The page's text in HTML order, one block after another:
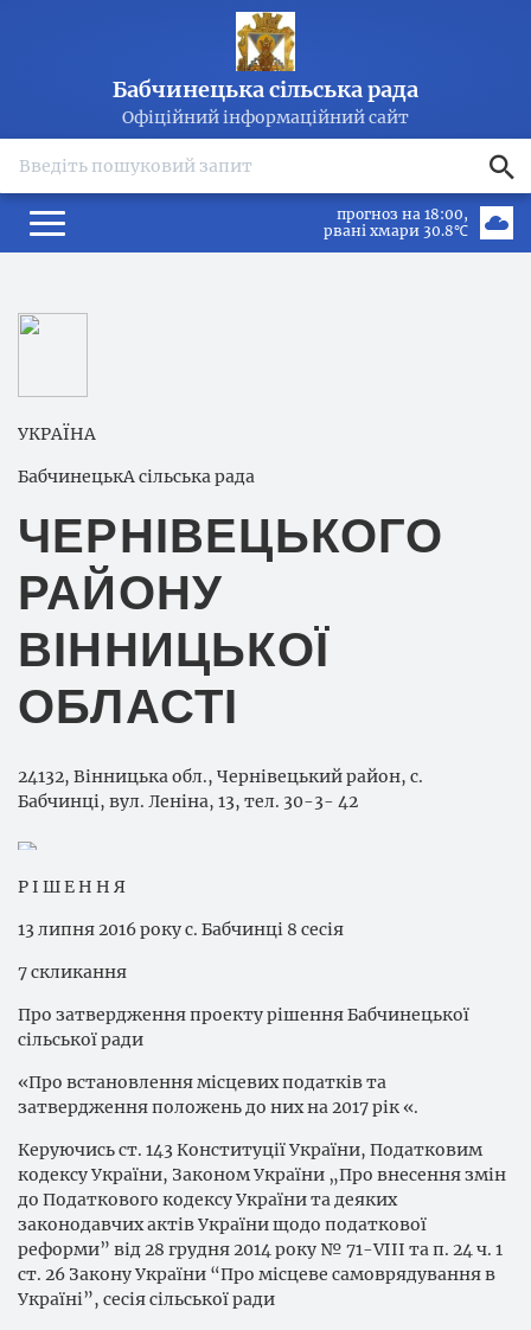
Бабчинецька сільська рада
Офіційний інформаційний сайт
прогноз на 18:00
рвані хмари 30.8℃
УКРАЇНА
БабчинецькА сільська рада
ЧЕРНІВЕЦЬКОГО
РАЙОНУ
ВІННИЦЬКОЇ
ОБЛАСТІ
24132, Вінницька обл., Чернівецький район, с.
Бабчинці, вул. Леніна, 13, тел. 30-3- 42
Р І Ш Е Н Н Я
13 липня 2016 року с. Бабчинці 8 сесія
7 скликання
Про затвердження проекту рішення Бабчинецької
сільської ради
«Про встановлення місцевих податків та
затвердження положень до них на 2017 рік «.
Керуючись ст. 143 Конституції України, Податковим
кодексу України, Законом України „Про внесення змін
до Податкового кодексу України та деяких
законодавчих актів України щодо податкової
реформи” від 28 грудня 2014 року № 71-VIII та п. 24 ч. 1
ст. 26 Закону України “Про місцеве самоврядування в
Україні”, сесія сільської ради